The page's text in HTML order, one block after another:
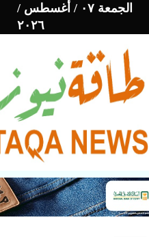
الجمعة ٠٧ / أغسطس /
٢٠٢٦